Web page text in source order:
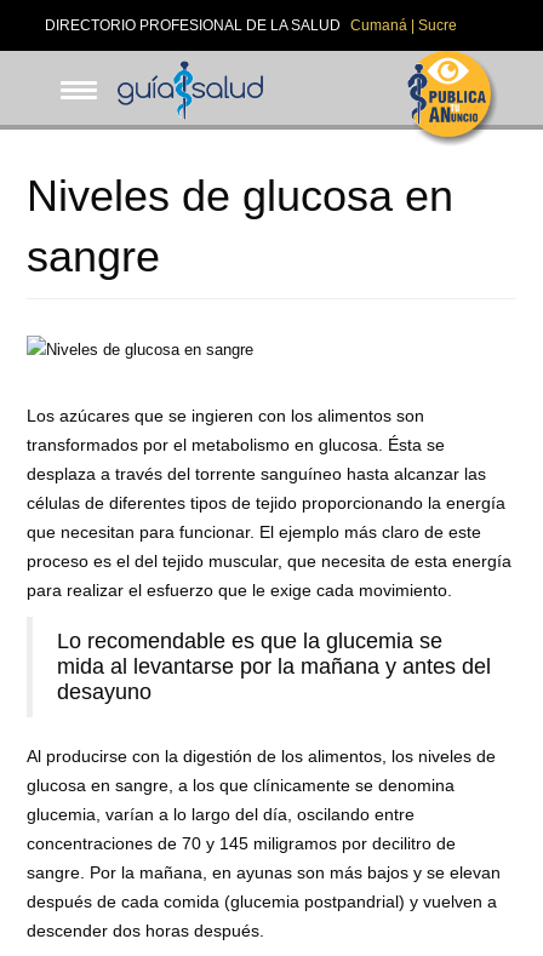
DIRECTORIO PROFESIONAL DE LA SALUD Cumaná | Sucre
Niveles de glucosa en
sangre
Los azúcares que se ingieren con los alimentos son
transformados por el metabolismo en glucosa. Ésta se
desplaza a través del torrente sanguíneo hasta alcanzar las
células de diferentes tipos de tejido proporcionando la energía
que necesitan para funcionar. El ejemplo más claro de este
proceso es el del tejido muscular, que necesita de esta energía
para realizar el esfuerzo que le exige cada movimiento.
Lo recomendable es que la glucemia se
mida al levantarse por la mañana y antes del
desayuno
Al producirse con la digestión de los alimentos, los niveles de
glucosa en sangre, a los que clínicamente se denomina
glucemia, varían a lo largo del día, oscilando entre
concentraciones de 70 y 145 miligramos por decilitro de
sangre. Por la mañana, en ayunas son más bajos y se elevan
después de cada comida (glucemia postpandrial) y vuelven a
descender dos horas después.